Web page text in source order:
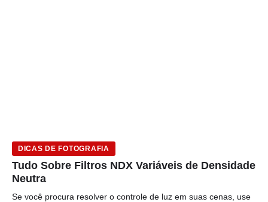
DICAS DE FOTOGRAFIA
Tudo Sobre Filtros NDX Variáveis de Densidade
Neutra
Se você procura resolver o controle de luz em suas cenas, use